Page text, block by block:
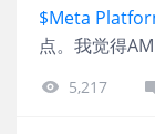
$Meta
点。我觉得
5,217